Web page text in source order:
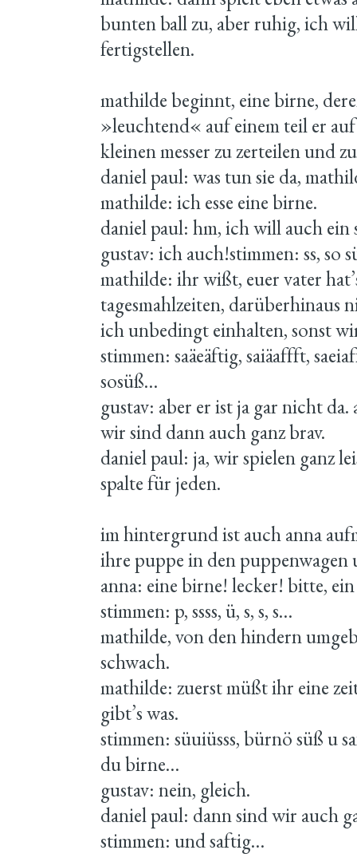
bunten ball zu, aber ruhig, ich
fertigstellen.
mathilde beginnt, eine birne,
»leuchtend« auf einem teil er
kleinen messer zu zerteilen und
daniel paul: was tun sie da,
mathilde: ich esse eine birne.
daniel paul: hm, ich will auch ein
gustav: ich auch!stimmen: ss, so
mathilde: ihr wißt, euer vater
tagesmahlzeiten, darüberhinaus
ich unbedingt einhalten, sonst
stimmen: saäeäftig, saiäaffft,
sosüß…
gustav: aber er ist ja gar nicht
wir sind dann auch ganz brav.
daniel paul: ja, wir spielen ganz
spalte für jeden.
im hintergrund ist auch anna
ihre puppe in den
anna: eine birne! lecker! bitte,
stimmen: p, ssss, ü, s, s, s…
mathilde, von den hindern
schwach.
mathilde: zuerst müßt ihr eine
gibt’s was.
stimmen: süuiüsss, bürnö süß u
du birne…
gustav: nein, gleich.
daniel paul: dann sind wir auch
stimmen: und saftig…